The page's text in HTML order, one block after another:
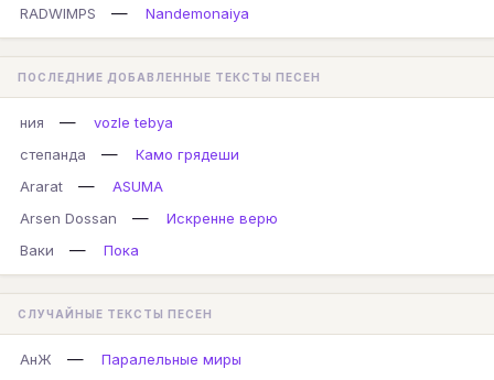
RADWIMPS
— Nandemonaiya
ПОСЛЕДНИЕ ДОБАВЛЕННЫЕ ТЕКСТЫ ПЕСЕН
ния —
vozle tebya
степанда
—
Камо грядеши
Ararat
—
ASUMA
Arsen Dossan
—
Искренне верю
Ваки
— Пока
СЛУЧАЙНЫЕ ТЕКСТЫ ПЕСЕН
АнЖ —
Паралельные миры